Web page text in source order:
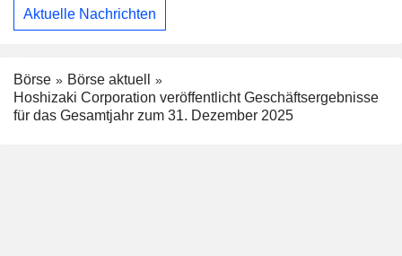
Aktuelle Nachrichten
Börse
Börse aktuell
Hoshizaki Corporation veröffentlicht Geschäftsergebnisse
für das Gesamtjahr zum 31. Dezember 2025